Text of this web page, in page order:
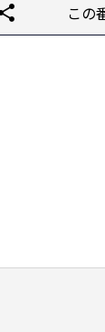
この